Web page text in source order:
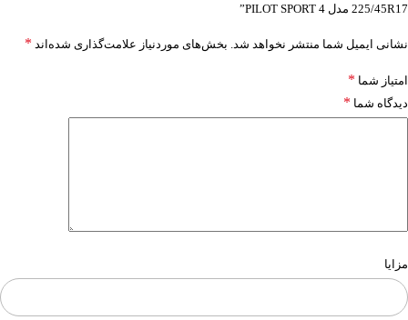
225/45R17 مدل PILOT SPORT 4”
نشانی ایمیل شما منتشر نخواهد شد. بخش‌های موردنیاز علامت‌گذاری شده‌اند *
امتیاز شما *
دیدگاه شما *
مزایا